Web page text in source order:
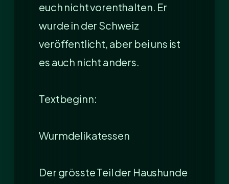
euch nicht vorenthalten. Er
wurde in der Schweiz
veröffentlicht, aber bei uns ist
es auch nicht anders.
Textbeginn:
Wurmdelikatessen
Der grösste Teil der Haushunde